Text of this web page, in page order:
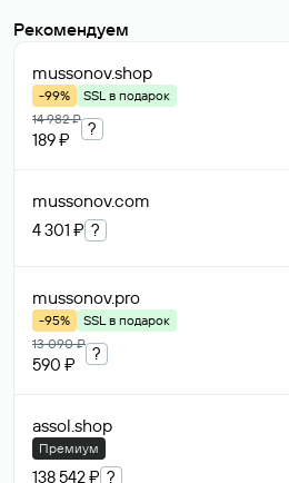
Рекомендуем
mussonov.shop
-99%
SSL в подарок
14 982 ₽
189 ₽
?
mussonov.com
4 301 ₽ ?
mussonov.pro
-95%
SSL в подарок
13 090 ₽
590 ₽
?
assol.shop
Премиум
138 542 ₽ ?